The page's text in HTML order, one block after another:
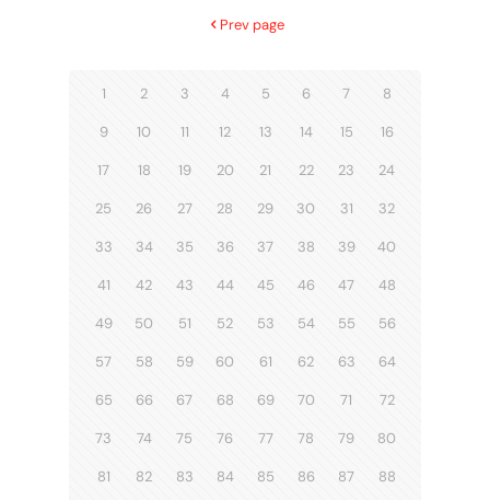
Prev page
1 2 3 4 5 6 7 8
9 10 11 12 13 14 15 16
17 18 19 20 21 22 23 24
25 26 27 28 29 30 31 32
33 34 35 36 37 38 39 40
41 42 43 44 45 46 47 48
49 50 51 52 53 54 55 56
57 58 59 60 61 62 63 64
65 66 67 68 69 70 71 72
73 74 75 76 77 78 79 80
81 82 83 84 85 86 87 88